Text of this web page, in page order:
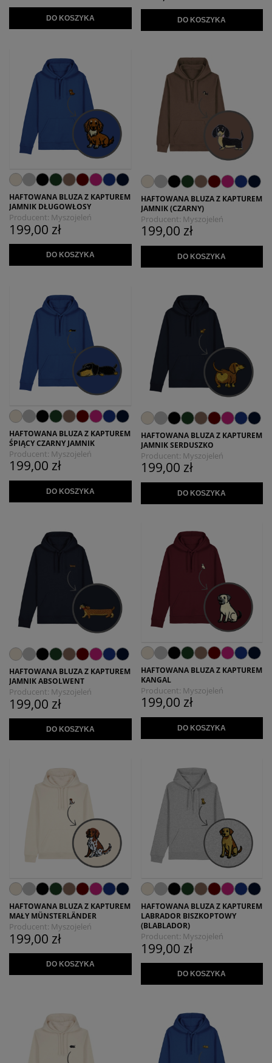
DO KOSZYKA DO KOSZYKA
HAFTOWANA BLUZA Z KAPTUREM
JAMNIK DŁUGOWŁOSY
Producent: Myszojeleń
199,00 zł
DO KOSZYKA
HAFTOWANA BLUZA Z KAPTUREM
JAMNIK (CZARNY)
Producent: Myszojeleń
199,00 zł
DO KOSZYKA
HAFTOWANA BLUZA Z KAPTUREM
ŚPIĄCY CZARNY JAMNIK
Producent: Myszojeleń
199,00 zł
DO KOSZYKA
HAFTOWANA BLUZA Z KAPTUREM
JAMNIK SERDUSZKO
Producent: Myszojeleń
199,00 zł
DO KOSZYKA
HAFTOWANA BLUZA Z KAPTUREM
JAMNIK ABSOLWENT
Producent: Myszojeleń
199,00 zł
DO KOSZYKA
HAFTOWANA BLUZA Z KAPTUREM
KANGAL
Producent: Myszojeleń
199,00 zł
DO KOSZYKA
HAFTOWANA BLUZA Z KAPTUREM
MAŁY MÜNSTERLÄNDER
Producent: Myszojeleń
199,00 zł
DO KOSZYKA
HAFTOWANA BLUZA Z KAPTUREM
LABRADOR BISZKOPTOWY
(BLABLADOR)
Producent: Myszojeleń
199,00 zł
DO KOSZYKA